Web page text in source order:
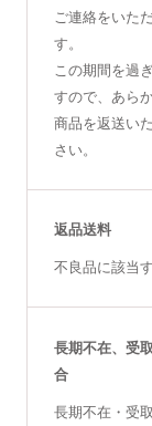
ご連絡をいた
す。
この期間を過
すので、あら
商品を返送い
さい。
返品送料
不良品に該当
長期不在、受
合
長期不在・受